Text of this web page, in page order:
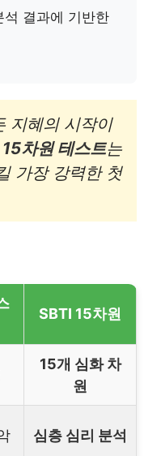
석 결과에 기반한
지혜의 시작이
차원 테스트는
가장 강력한 첫
SBTI 15차원
15개 심화 차
원
심층 심리 분석